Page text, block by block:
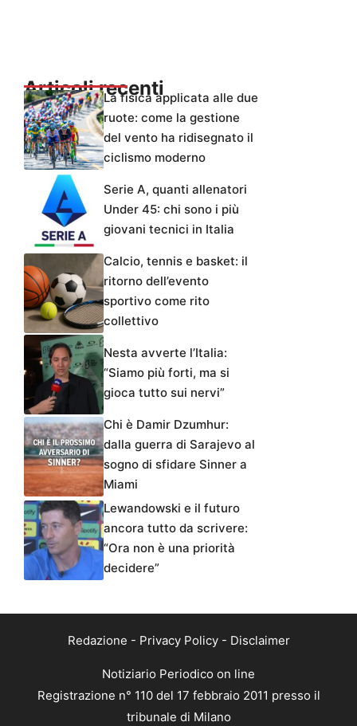
Articoli recentiLa fisica applicata alle due
ruote: come la gestione
del vento ha ridisegnato il
ciclismo moderno
Serie A, quanti allenatori
Under 45: chi sono i più
giovani tecnici in Italia
Calcio, tennis e basket: il
ritorno dell’evento
sportivo come rito
collettivo
Nesta avverte l’Italia:
“Siamo più forti, ma si
gioca tutto sui nervi”
Chi è Damir Dzumhur:
dalla guerra di Sarajevo al
sogno di sfidare Sinner a
Miami
Lewandowski e il futuro
ancora tutto da scrivere:
“Ora non è una priorità
decidere”
Redazione - Privacy Policy- Disclaimer
Notiziario Periodico on line
Registrazione n° 110 del 17 febbraio 2011 presso il
tribunale di Milano